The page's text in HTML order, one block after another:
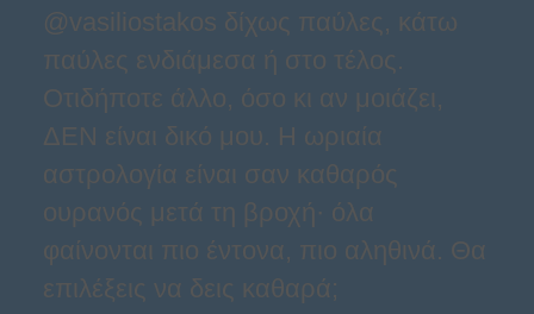
@vasiliostakos δίχως παύλες, κάτω
παύλες ενδιάμεσα ή στο τέλος.
Οτιδήποτε άλλο, όσο κι αν μοιάζει,
ΔΕΝ είναι δικό μου. Η ωριαία
αστρολογία είναι σαν καθαρός
ουρανός μετά τη βροχή· όλα
φαίνονται πιο έντονα, πιο αληθινά. Θα
επιλέξεις να δεις καθαρά;